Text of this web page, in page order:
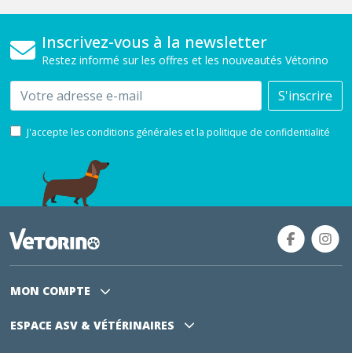
Inscrivez-vous à la newsletter
Restez informé sur les offres et les nouveautés Vétorino
Email S'inscrire
J'accepte les conditions générales et la politique de confidentialité
MON COMPTE
ESPACE ASV & VÉTÉRINAIRES